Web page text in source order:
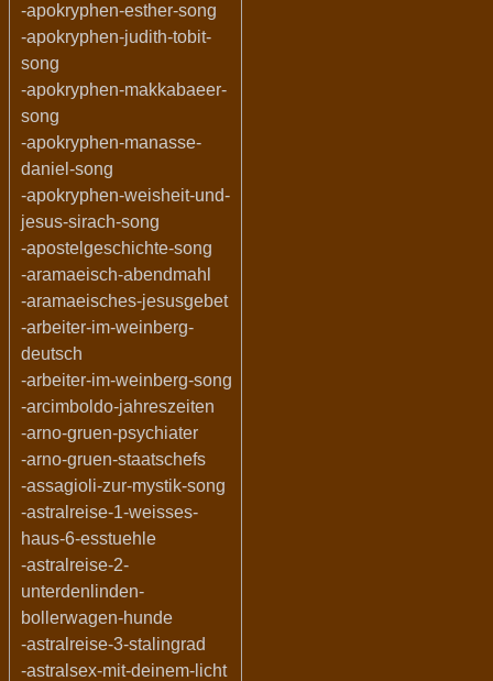
-apokryphen-esther-song
-apokryphen-judith-tobit-
song
-apokryphen-makkabaeer-
song
-apokryphen-manasse-
daniel-song
-apokryphen-weisheit-und-
jesus-sirach-song
-apostelgeschichte-song
-aramaeisch-abendmahl
-aramaeisches-jesusgebet
-arbeiter-im-weinberg-
deutsch
-arbeiter-im-weinberg-song
-arcimboldo-jahreszeiten
-arno-gruen-psychiater
-arno-gruen-staatschefs
-assagioli-zur-mystik-song
-astralreise-1-weisses-
haus-6-esstuehle
-astralreise-2-
unterdenlinden-
bollerwagen-hunde
-astralreise-3-stalingrad
-astralsex-mit-deinem-licht